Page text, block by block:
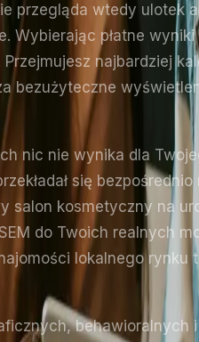
przegląda wtedy ulotek
Wybierając płatne
najbardziej
bezużyteczne
nic nie wynika dla
się
salon kosmetyczny na
do Twoich realnych
lokalnego rynku
behawioralnych